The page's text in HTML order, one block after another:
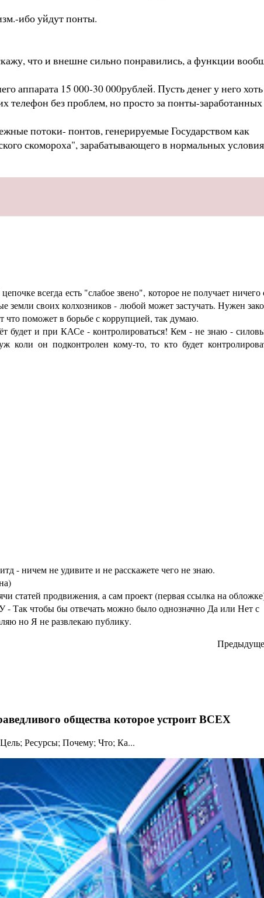
ибо уйдут понты.
что и внешне сильно понравились, а функции
15 000-30 000рублей. Пусть денег у него хоть
без проблем, но просто за понты-заработанных
потоки- понтов, генерируемые Государством как
скомороха", зарабатывающего в нормальных
всегда есть "слабое звено", которое не получает ничего
земли своих колхозников - любой может застучать. Нужен
что поможет в борьбе с коррупцией, так думаю.
будет и при КАСе - контролироваться! Кем - не знаю -
он подконтролен кому-то, то кто будет
- ничем не удивите и не расскажете чего не знаю.
продвижения, а сам проект (первая ссылка на
Так чтобы бы отвечать можно было однозначно Да или Нет с
но Я не развлекаю публику.
общества которое устроит ВСЕХ
Ресурсы; Почему; Что; Ка...